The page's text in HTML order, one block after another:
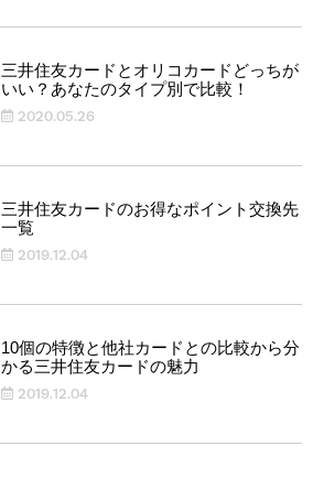
三井住友カードとオリコカードどっちが
いい？あなたのタイプ別で比較！
2020.05.26
三井住友カードのお得なポイント交換先
一覧
2019.12.04
10個の特徴と他社カードとの比較から分
かる三井住友カードの魅力
2019.12.04